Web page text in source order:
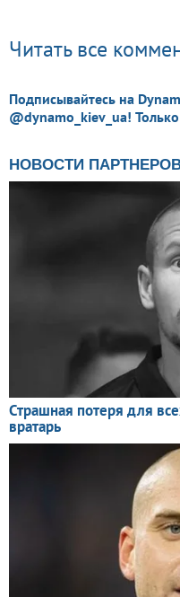
Читать все
Подписывайтесь на
@dynamo_kiev_ua!